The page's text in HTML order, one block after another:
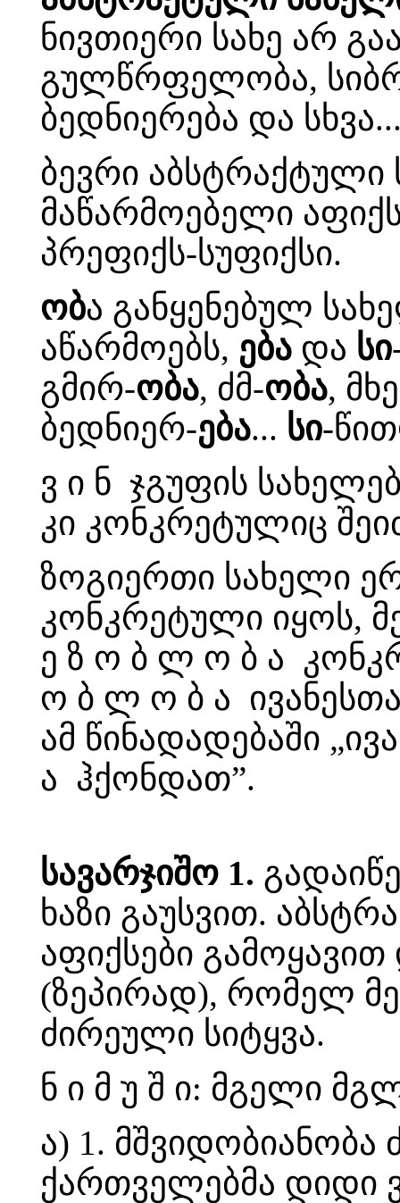
ნივთიერი სახე არ
გულწრფელობა,
ბედნიერება და
ბევრი
მაწარმოებელი
პრეფიქს-სუფიქსი.
ობა განყენებულ
აწარმოებს, ება და სი
გმირ-ობა, ძმ-ობა,
ბედნიერ-ება... სი-
ვ ი ნ ჯგუფის
კი კონკრეტულიც
ზოგიერთი სახელი
კონკრეტული იყოს,
ე ზ ო ბ ლ ო ბ ა
ო ბ ლ ო ბ ა
ამ წინადადებაში
ა ჰქონდათ”.
სავარჯიშო 1.
ხაზი გაუსვით.
აფიქსები
(ზეპირად), რომელ
ძირეული სიტყვა.
ნ ი მ უ შ ი: მგელი
ა) 1. მშვიდობიანობა
ქართველებმა დიდი